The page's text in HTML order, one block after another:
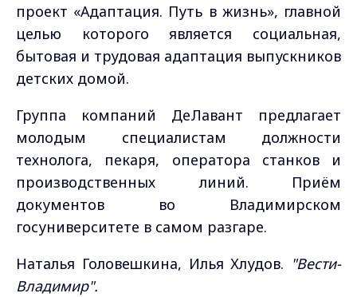
проект «Адаптация. Путь в жизнь», главной
целью которого является социальная,
бытовая и трудовая адаптация выпускников
детских домой.
Группа компаний ДеЛавант предлагает
молодым специалистам должности
технолога, пекаря, оператора станков и
производственных линий. Приём
документов во Владимирском
госуниверситете в самом разгаре.
Наталья Головешкина, Илья Хлудов. "Вести-
Владимир".